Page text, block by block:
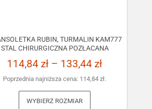
RUBIN, TURMALIN KAM777
STAL CHIRURGICZNA POZŁACANA
114,84 zł – 133,44 zł
Poprzednia najniższa cena: 114,84 zł.
WYBIERZ ROZMIAR